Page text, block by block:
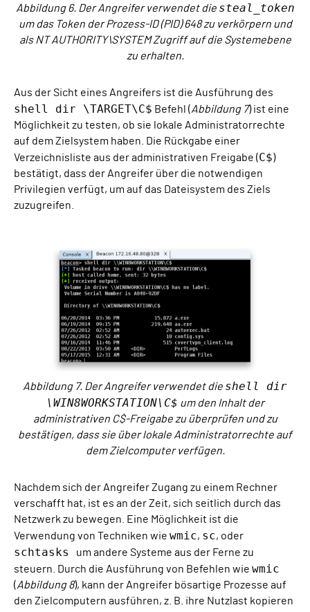
Abbildung 6. Der Angreifer verwendet die steal_token
um das Token der Prozess-ID (PID) 648 zu verkörpern und
als NT AUTHORITY\SYSTEM Zugriff auf die Systemebene
zu erhalten.
Aus der Sicht eines Angreifers ist die Ausführung des
shell dir \TARGET\C$ Befehl (Abbildung 7) ist eine
Möglichkeit zu testen, ob sie lokale Administratorrechte
auf dem Zielsystem haben. Die Rückgabe einer
Verzeichnisliste aus der administrativen Freigabe (C$)
bestätigt, dass der Angreifer über die notwendigen
Privilegien verfügt, um auf das Dateisystem des Ziels
zuzugreifen.
Abbildung 7. Der Angreifer verwendet die shell dir
\WIN8WORKSTATION\C$ um den Inhalt der
administrativen C$-Freigabe zu überprüfen und zu
bestätigen, dass sie über lokale Administratorrechte auf
dem Zielcomputer verfügen.
Nachdem sich der Angreifer Zugang zu einem Rechner
verschafft hat, ist es an der Zeit, sich seitlich durch das
Netzwerk zu bewegen. Eine Möglichkeit ist die
Verwendung von Techniken wie wmic, sc, oder
schtasks
um andere Systeme aus der Ferne zu
steuern. Durch die Ausführung von Befehlen wie wmic
(Abbildung 8), kann der Angreifer bösartige Prozesse auf
den Zielcomputern ausführen, z. B. ihre Nutzlast kopieren